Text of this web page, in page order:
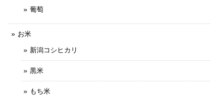
葡萄
お米
新潟コシヒカリ
黒米
もち米